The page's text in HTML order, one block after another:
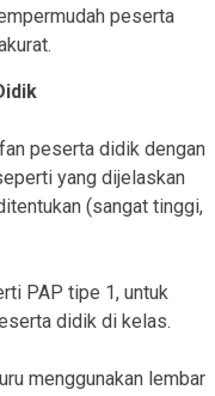
peserta
peserta didik dengan
yang dijelaskan
(sangat tinggi,
PAP tipe 1, untuk
didik di kelas.
menggunakan lembar